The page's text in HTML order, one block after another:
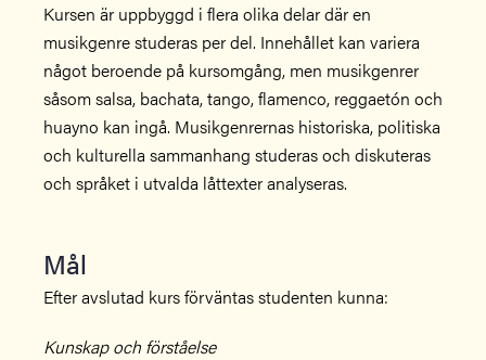
Kursen är uppbyggd i flera olika delar där en
musikgenre studeras per del. Innehållet kan variera
något beroende på kursomgång, men musikgenrer
såsom salsa, bachata, tango, flamenco, reggaetón och
huayno kan ingå. Musikgenrernas historiska, politiska
och kulturella sammanhang studeras och diskuteras
och språket i utvalda låttexter analyseras.
Mål
Efter avslutad kurs förväntas studenten kunna:
Kunskap och förståelse